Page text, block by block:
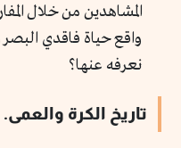
المشاهدين من خلال
واقع حياة فاقدي البصر
نعرفه عنها؟
تاريخ الكرة والعمى.